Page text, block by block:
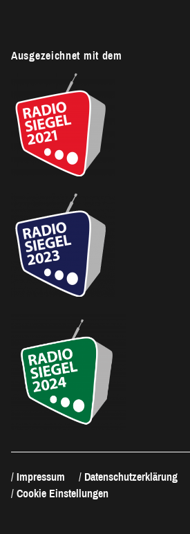
Ausgezeichnet mit dem
Impressum
Datenschutzerklärung
Cookie Einstellungen